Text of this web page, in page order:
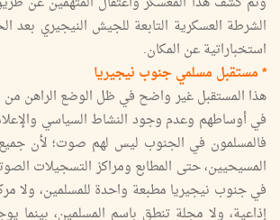
الشرطة العسكرية التابعة للجيش النيجيري
استخباراتية عن المكان.
* مستقبل مسلمي جنوب نيجيريا
هذا المستقبل غير واضح في ظل الوضع الراهن من
في أوساطهم وعدم وجود النشاط السياسي
فالمسلمون في الجنوب ليس لهم صوت؛ لأن جميع
المسيحيين، حتى المطابع ومراكز التسجيلات
في جنوب نيجيريا مطبعة واحدة للمسلمين، ولا
إذاعية، ولا مجلة تنطق باسم المسلمين، بينما